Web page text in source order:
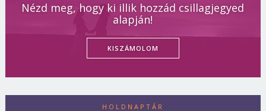
Nézd meg, hogy ki illik hozzád csillagjegyed
alapján!
KISZÁMOLOM
HOLDNAPTÁR